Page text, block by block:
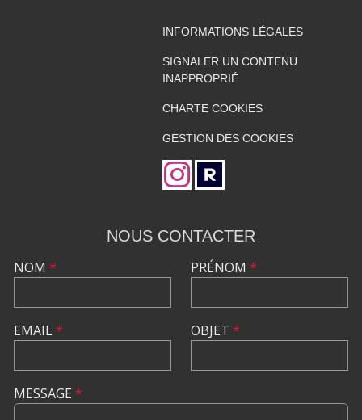
INFORMATIONS LÉGALES
SIGNALER UN CONTENU
INAPPROPRIÉ
CHARTE COOKIES
GESTION DES COOKIES
NOUS CONTACTER
NOM *
EMAIL*
PRÉNOM *
OBJET *
MESSAGE *